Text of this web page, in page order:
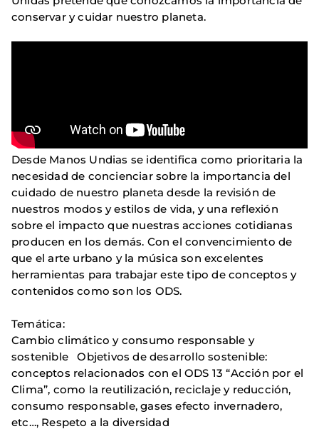
conservar y cuidar nuestro planeta.
Desde Manos Undias se identifica como prioritaria la
necesidad de concienciar sobre la importancia del
cuidado de nuestro planeta desde la revisión de
nuestros modos y estilos de vida, y una reflexión
sobre el impacto que nuestras acciones cotidianas
producen en los demás. Con el convencimiento de
que el arte urbano y la música son excelentes
herramientas para trabajar este tipo de conceptos y
contenidos como son los ODS.
Temática:
Cambio climático y consumo responsable y
sostenible Objetivos de desarrollo sostenible:
conceptos relacionados con el ODS 13 “Acción por el
Clima”, como la reutilización, reciclaje y reducción,
consumo responsable, gases efecto invernadero,
etc…, Respeto a la diversidad